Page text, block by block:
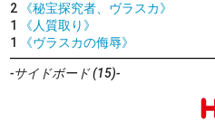
2
《秘宝探究者、ヴラスカ》
1
《人質取り》
1
《ヴラスカの侮辱》
-サイドボード (15)-